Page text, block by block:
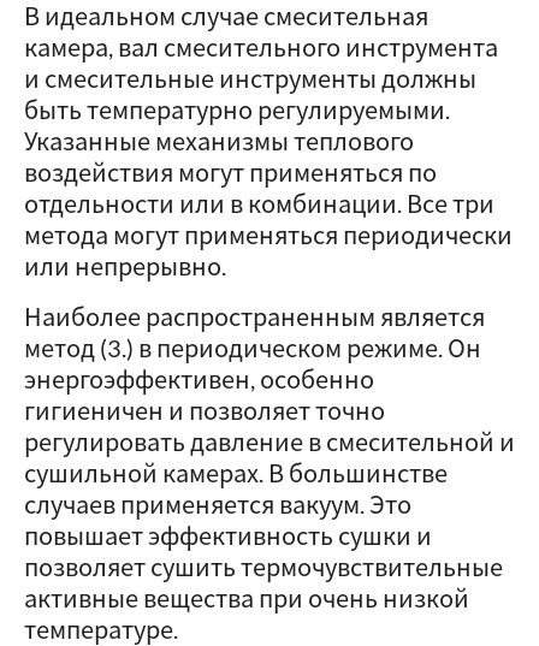
В идеальном случае смесительная
камера, вал смесительного инструмента
и смесительные инструменты должны
быть температурно регулируемыми.
Указанные механизмы теплового
воздействия могут применяться по
отдельности или в комбинации. Все три
метода могут применяться периодически
или непрерывно.
Наиболее распространенным является
метод (3.) в периодическом режиме. Он
энергоэффективен, особенно
гигиеничен и позволяет точно
регулировать давление в смесительной и
сушильной камерах. В большинстве
случаев применяется вакуум. Это
повышает эффективность сушки и
позволяет сушить термочувствительные
активные вещества при очень низкой
температуре.